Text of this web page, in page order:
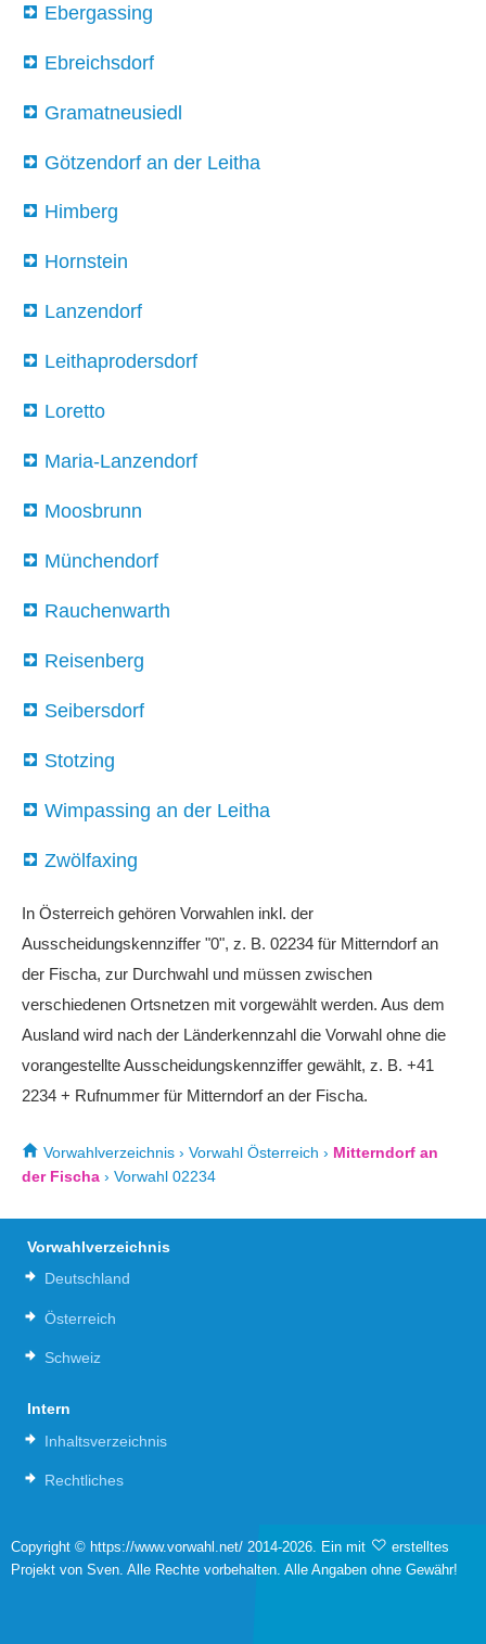
Ebergassing
Ebreichsdorf
Gramatneusiedl
Götzendorf an der Leitha
Himberg
Hornstein
Lanzendorf
Leithaprodersdorf
Loretto
Maria-Lanzendorf
Moosbrunn
Münchendorf
Rauchenwarth
Reisenberg
Seibersdorf
Stotzing
Wimpassing an der Leitha
Zwölfaxing
In Österreich gehören Vorwahlen inkl. der
Ausscheidungskennziffer "0", z. B. 02234 für Mitterndorf an
der Fischa, zur Durchwahl und müssen zwischen
verschiedenen Ortsnetzen mit vorgewählt werden. Aus dem
Ausland wird nach der Länderkennzahl die Vorwahl ohne die
vorangestellte Ausscheidungskennziffer gewählt, z. B. +41
2234 + Rufnummer für Mitterndorf an der Fischa.
Vorwahlverzeichnis › Vorwahl Österreich › Mitterndorf an
der Fischa › Vorwahl 02234
Vorwahlverzeichnis
Deutschland
Österreich
Schweiz
Intern
Inhaltsverzeichnis
Rechtliches
Copyright © https://www.vorwahl.net/ 2014-2026. Ein mit
erstelltes
Projekt von Sven. Alle Rechte vorbehalten. Alle Angaben ohne Gewähr!